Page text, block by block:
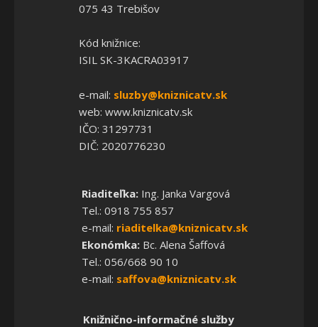
075 43 Trebišov
Kód knižnice:
ISIL SK-3KACRA03917
e-mail: sluzby@kniznicatv.sk
web: www.kniznicatv.sk
IČO: 31297731
DIČ: 2020776230
Riaditeľka:Ing. Janka Vargová
Tel.: 0918 755 857
e-mail: riaditelka@kniznicatv.sk
Ekonómka:Bc. Alena Šaffová
Tel.: 056/668 90 10
e-mail: saffova@kniznicatv.sk
Knižnično-informačné služby